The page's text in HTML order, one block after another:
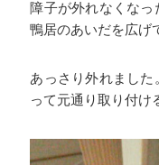
障子が外れなくな
鴨居のあいだを広げ
あっさり外れました
って元通り取り付け